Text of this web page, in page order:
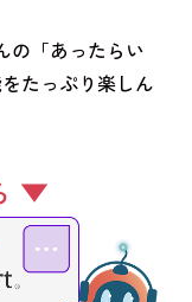
の「あったらい
たっぷり楽しん
▼